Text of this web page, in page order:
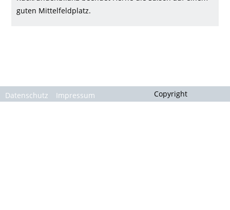
guten Mittelfeldplatz.
Datenschutz Impressum Copyright